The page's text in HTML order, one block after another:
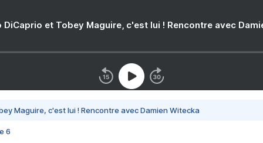
DiCaprio et Tobey Maguire, c'est lui ! Rencontre avec
Maguire, c'est lui ! Rencontre avec Damien Witecka
6